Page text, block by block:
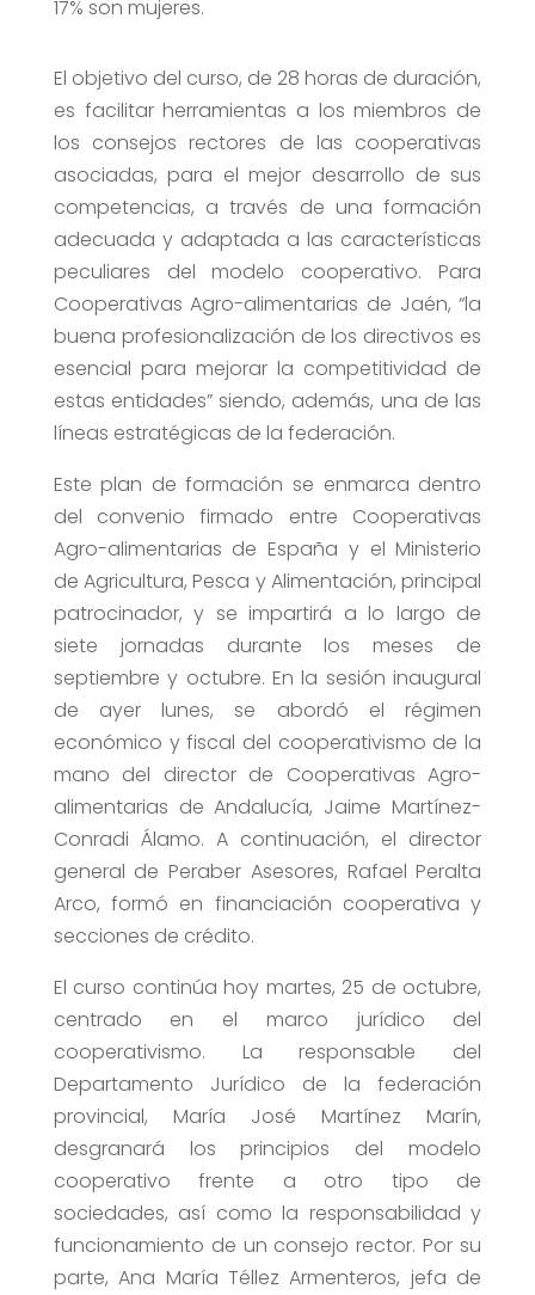
17% son mujeres.
El objetivo del curso, de 28 horas de duración,
es facilitar herramientas a los miembros de
los consejos rectores de las cooperativas
asociadas, para el mejor desarrollo de sus
competencias, a través de una formación
adecuada y adaptada a las características
peculiares del modelo cooperativo. Para
Cooperativas Agro-alimentarias de Jaén, “la
buena profesionalización de los directivos es
esencial para mejorar la competitividad de
estas entidades” siendo, además, una de las
líneas estratégicas de la federación.
Este plan de formación se enmarca dentro
del convenio firmado entre Cooperativas
Agro-alimentarias de España y el Ministerio
de Agricultura, Pesca y Alimentación, principal
patrocinador, y se impartirá a lo largo de
siete jornadas durante los meses de
septiembre y octubre. En la sesión inaugural
de ayer lunes, se abordó el régimen
económico y fiscal del cooperativismo de la
mano del director de Cooperativas Agro-
alimentarias de Andalucía, Jaime Martínez-
Conradi Álamo. A continuación, el director
general de Peraber Asesores, Rafael Peralta
Arco, formó en financiación cooperativa y
secciones de crédito.
El curso continúa hoy martes, 25 de octubre,
centrado en el marco jurídico del
cooperativismo. La responsable del
Departamento Jurídico de la federación
provincial, María José Martínez Marín,
desgranará los principios del modelo
cooperativo frente a otro tipo de
sociedades, así como la responsabilidad y
funcionamiento de un consejo rector. Por su
parte, Ana María Téllez Armenteros, jefa de